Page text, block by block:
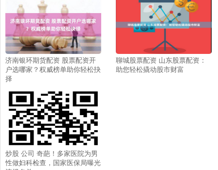
济南银环期货配资 股票配资开
户选哪家？权威榜单助你轻松抉
择
聊城股票配资 山东股票配资：
助您轻松撬动股市财富
炒股 公司 奇葩！多家医院为男
性做妇科检查，国家医保局曝光